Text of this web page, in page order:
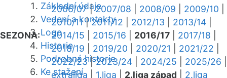
Základní údaje
Vedení a kontakty
Logo
Historie
Podrobná historie
Ke stažení
SEZONA:
2006/07|2007/08 2008/09 2009/10
2010/11|2011/12 2012/13 2013/14
2014/15
2015/16 2016/17 2017/18
2018/19
2019/20 2020/21 2021/22
2022/23|2023/24 2024/25 2025/26
extraliga 1.liga 2.liga západ
2.liga